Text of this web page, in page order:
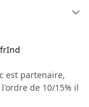
est partenaire,
de 10/15% il